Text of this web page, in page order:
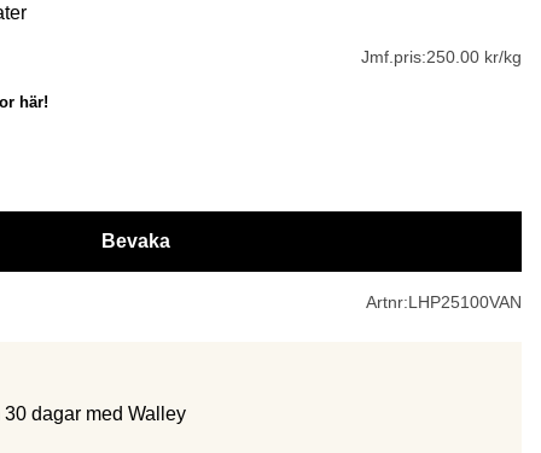
Jmf.pris:250.00 kr/kg
här!
Bevaka
Artnr:LHP25100VAN
dagar med Walley